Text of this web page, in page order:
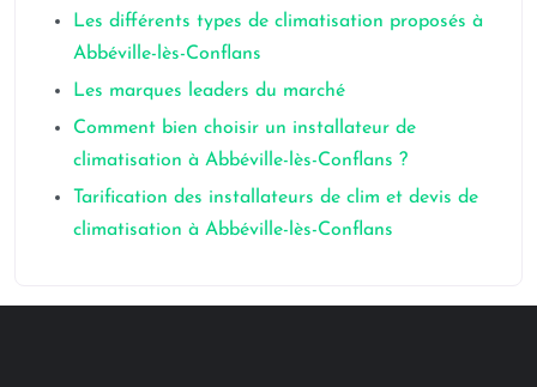
Les différents types de climatisation proposés à
Abbéville-lès-Conflans
Les marques leaders du marché
Comment bien choisir un installateur de
climatisation à Abbéville-lès-Conflans ?
Tarification des installateurs de clim et devis de
climatisation à Abbéville-lès-Conflans